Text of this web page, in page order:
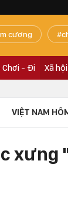
cương
Chơi - Đi Xã hội
VIỆT NAM
xưng